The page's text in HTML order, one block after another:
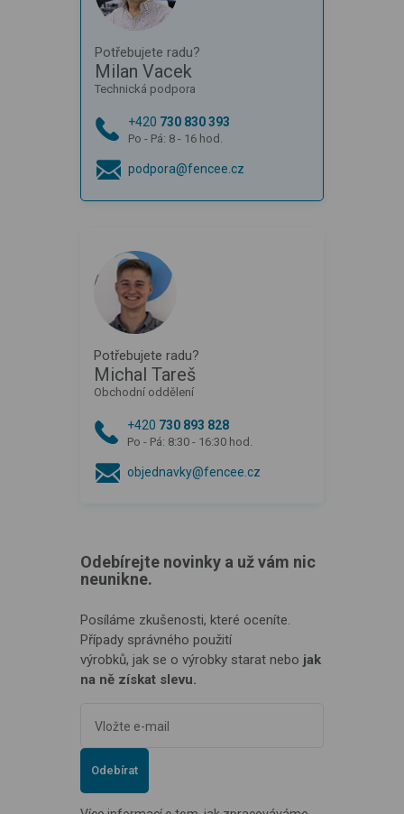
Potřebujete radu?
Milan Vacek
Technická podpora
+420 730 830 393
Po - Pá: 8 - 16 hod.
podpora@fencee.cz
Potřebujete radu?
Michal Tareš
Obchodní oddělení
+420 730 893 828
Po - Pá: 8:30 - 16:30 hod.
objednavky@fencee.cz
Odebírejte novinky a už vám nic
neunikne.
Posíláme zkušenosti, které oceníte.
Případy správného použití
výrobků, jak se o výrobky starat nebo jak
na ně získat slevu.
Odebírat